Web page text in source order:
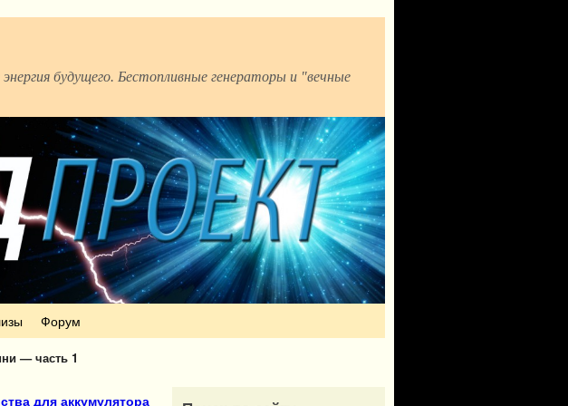
будущего. Бестопливные генераторы и "вечные
Форум
— часть 1
для аккумулятора